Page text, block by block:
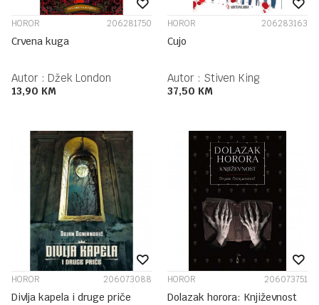
HOROR 206281750
Crvena kuga
Autor : Džek London
13,90 KM
HOROR 206283163
Cujo
Autor : Stiven King
37,50 KM
HOROR 206073088
Divlja kapela i druge priče
HOROR 206073751
Dolazak horora: Književnost